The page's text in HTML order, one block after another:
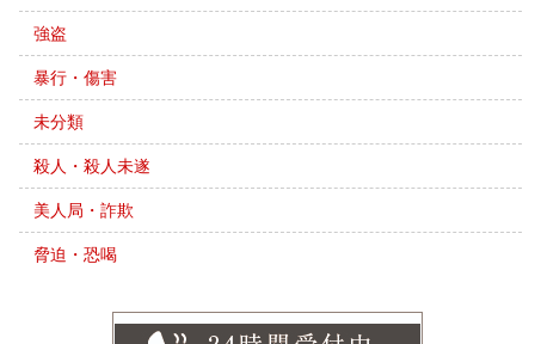
強盗
暴行・傷害
未分類
殺人・殺人未遂
美人局・詐欺
脅迫・恐喝